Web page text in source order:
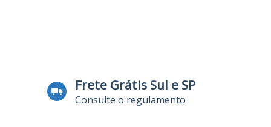
Frete Grátis Sul e SP
Consulte o regulamento